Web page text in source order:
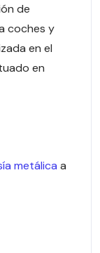
de
coches y
en el
en
metálica a